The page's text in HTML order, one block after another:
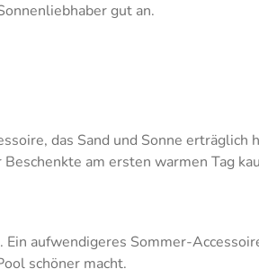
gut an.
das Sand und Sonne
am ersten warmen Tag
aufwendigeres Sommer-
schöner macht.